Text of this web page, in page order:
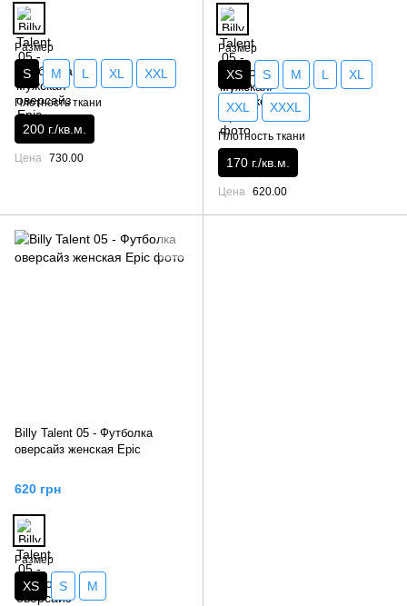
Размер
S M L XL XXL
Плотность ткани
200 г./кв.м.
Цена 730.00
Размер
XS S M L XL
XXL XXXL
Плотность ткани
170 г./кв.м.
Цена 620.00
Billy Talent 05 - Футболка
оверсайз женская Epic
620 грн
Размер
XS S M